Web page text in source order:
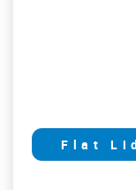
Flat